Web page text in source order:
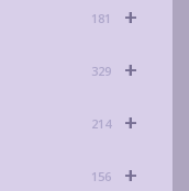
+
181
+
329
+
214
+
156